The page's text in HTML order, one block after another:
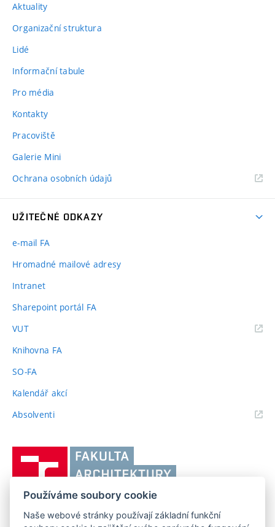
Aktuality
Organizační struktura
Lidé
Informační tabule
Pro média
Kontakty
Pracoviště
Galerie Mini
Ochrana osobních údajů
UŽITEČNÉ ODKAZY
e-mail FA
Hromadné mailové adresy
Intranet
Sharepoint portál FA
VUT(externí
Knihovna FA
SO-FA
Kalendář akcí
Absolventi(externí
Brně,
FAKULTA ARCHITEKTURY VUT V BRNĚ
Používáme soubory cookie
Naše webové stránky používají základní funkční